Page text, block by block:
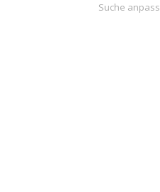
Suche